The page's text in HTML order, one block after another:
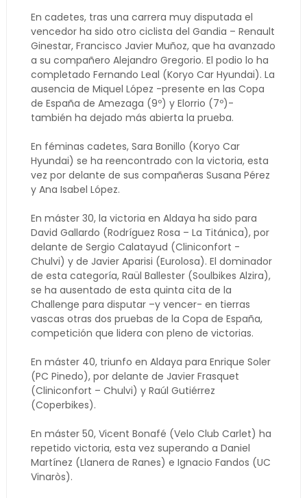
En cadetes, tras una carrera muy disputada el
vencedor ha sido otro ciclista del Gandia – Renault
Ginestar, Francisco Javier Muñoz, que ha avanzado
a su compañero Alejandro Gregorio. El podio lo ha
completado Fernando Leal (Koryo Car Hyundai). La
ausencia de Miquel López -presente en las Copa
de España de Amezaga (9º) y Elorrio (7º)-
también ha dejado más abierta la prueba.
En féminas cadetes, Sara Bonillo (Koryo Car
Hyundai) se ha reencontrado con la victoria, esta
vez por delante de sus compañeras Susana Pérez
y Ana Isabel López.
En máster 30, la victoria en Aldaya ha sido para
David Gallardo (Rodríguez Rosa – La Titánica), por
delante de Sergio Calatayud (Cliniconfort -
Chulvi) y de Javier Aparisi (Eurolosa). El dominador
de esta categoría, Raül Ballester (Soulbikes Alzira),
se ha ausentado de esta quinta cita de la
Challenge para disputar –y vencer- en tierras
vascas otras dos pruebas de la Copa de España,
competición que lidera con pleno de victorias.
En máster 40, triunfo en Aldaya para Enrique Soler
(PC Pinedo), por delante de Javier Frasquet
(Cliniconfort – Chulvi) y Raúl Gutiérrez
(Coperbikes).
En máster 50, Vicent Bonafé (Velo Club Carlet) ha
repetido victoria, esta vez superando a Daniel
Martínez (Llanera de Ranes) e Ignacio Fandos (UC
Vinaròs).